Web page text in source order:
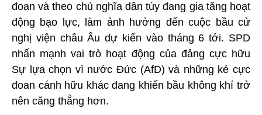
đoan và theo chủ nghĩa dân túy đang gia tăng hoạt
động bạo lực, làm ảnh hưởng đến cuộc bầu cử
nghị viện châu Âu dự kiến vào tháng 6 tới. SPD
nhấn mạnh vai trò hoạt động của đảng cực hữu
Sự lựa chọn vì nước Đức (AfD) và những kẻ cực
đoan cánh hữu khác đang khiến bầu không khí trở
nên căng thẳng hơn.